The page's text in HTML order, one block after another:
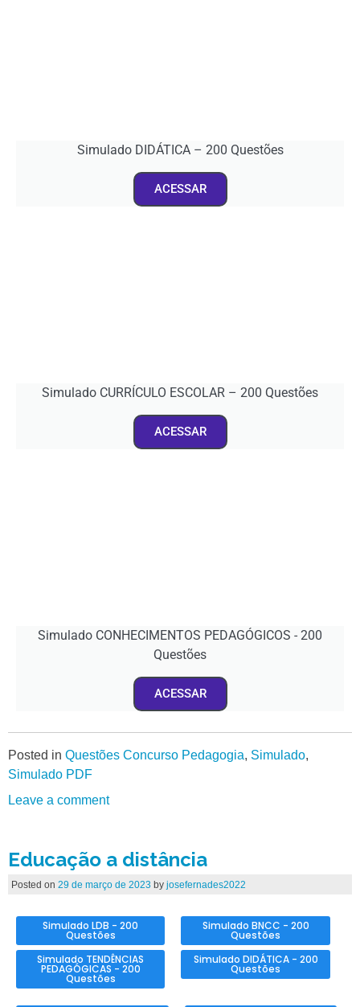
Simulado DIDÁTICA – 200 Questões
ACESSAR
Simulado CURRÍCULO ESCOLAR – 200 Questões
ACESSAR
Simulado CONHECIMENTOS PEDAGÓGICOS - 200
Questões
ACESSAR
Posted in Questões Concurso Pedagogia, Simulado,
Simulado PDF
Leave a comment
Educação a distância
Posted on 29 de março de 2023 by josefernades2022
Simulado LDB - 200
Questões
Simulado TENDÊNCIAS
PEDAGÓGICAS - 200
Questões
Simulado BNCC - 200
Questões
Simulado DIDÁTICA - 200
Questões